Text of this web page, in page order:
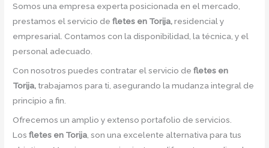
Somos una empresa experta posicionada en el mercado,
prestamos el servicio defletes en Torija,residencial y
empresarial. Contamos con la disponibilidad, la técnica, y el
personal adecuado.
Con nosotros puedes contratar el servicio defletes en
Torija, trabajamos para ti, asegurando la mudanza integral de
principio a fin.
Ofrecemos un amplio y extenso portafolio de servicios.
Losfletes en Torija , son una excelente alternativa para tus